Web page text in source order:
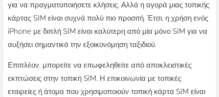
για να πραγματοποιήσετε κλήσεις. Αλλά η αγορά μιας τοπικής
κάρτας SIM είναι συχνά πολύ πιο προσιτή. Έτσι, η χρήση ενός
iPhone με διπλή SIM είναι καλύτερη από μία μόνο SIM για να
αυξήσει σημαντικά την εξοικονόμηση ταξιδιού.
Επιπλέον, μπορείτε να επωφεληθείτε από αποκλειστικές
εκπτώσεις στην τοπική SIM. Η επικοινωνία με τοπικές
εταιρείες ή άτομα που χρησιμοποιούν τοπική κάρτα SIM είναι